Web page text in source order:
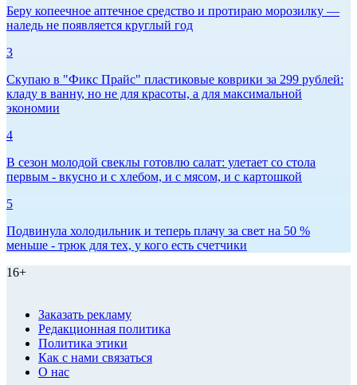
Беру копеечное аптечное средство и протираю морозилку —
наледь не появляется круглый год
3
Скупаю в "Фикс Прайс" пластиковые коврики за 299 рублей:
кладу в ванну, но не для красоты, а для максимальной
экономии
4
В сезон молодой свеклы готовлю салат: улетает со стола
первым - вкусно и с хлебом, и с мясом, и с картошкой
5
Подвинула холодильник и теперь плачу за свет на 50 %
меньше - трюк для тех, у кого есть счетчики
16+
Заказать рекламу
Редакционная политика
Политика этики
Как с нами связаться
О нас